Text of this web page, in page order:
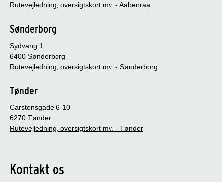
Rutevejledning, oversigtskort mv. - Aabenraa
Sønderborg
Sydvang 1
6400 Sønderborg
Rutevejledning, oversigtskort mv. - Sønderborg
Tønder
Carstensgade 6-10
6270 Tønder
Rutevejledning, oversigtskort mv. - Tønder
Kontakt os